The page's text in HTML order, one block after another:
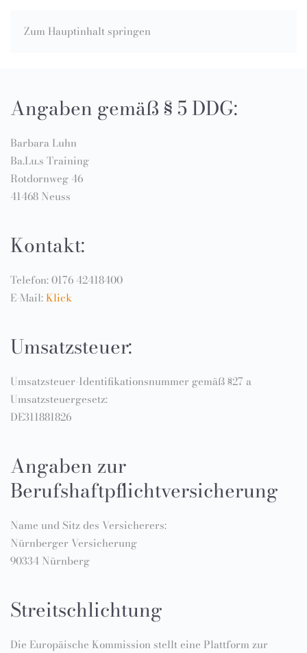
Zum Hauptinhalt springen
Angaben gemäß § 5 DDG:
Barbara Luhn
Ba.Lu.s Training
Rotdornweg 46
41468 Neuss
Kontakt:
Telefon: 0176 42418400
E-Mail:Klick
Umsatzsteuer:
Umsatzsteuer-Identifikationsnummer gemäß §27 a
Umsatzsteuergesetz:
DE311881826
Angaben zur
Berufshaftpflichtversicherung
Name und Sitz des Versicherers:
Nürnberger Versicherung
90334 Nürnberg
Streitschlichtung
Die Europäische Kommission stellt eine Plattform zur